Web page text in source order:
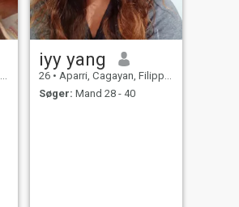
iyy yang
26 • Aparri, Cagayan, Filippinerne
Søger: Mand 28 - 40